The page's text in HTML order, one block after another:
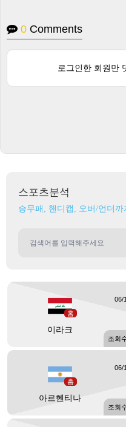
0 Comments
로그인한 회원만
스포츠분석
승무패, 핸디캡, 오버/언더까
홈
이라크
06/
조회
홈
아르헨티나
06/
조회